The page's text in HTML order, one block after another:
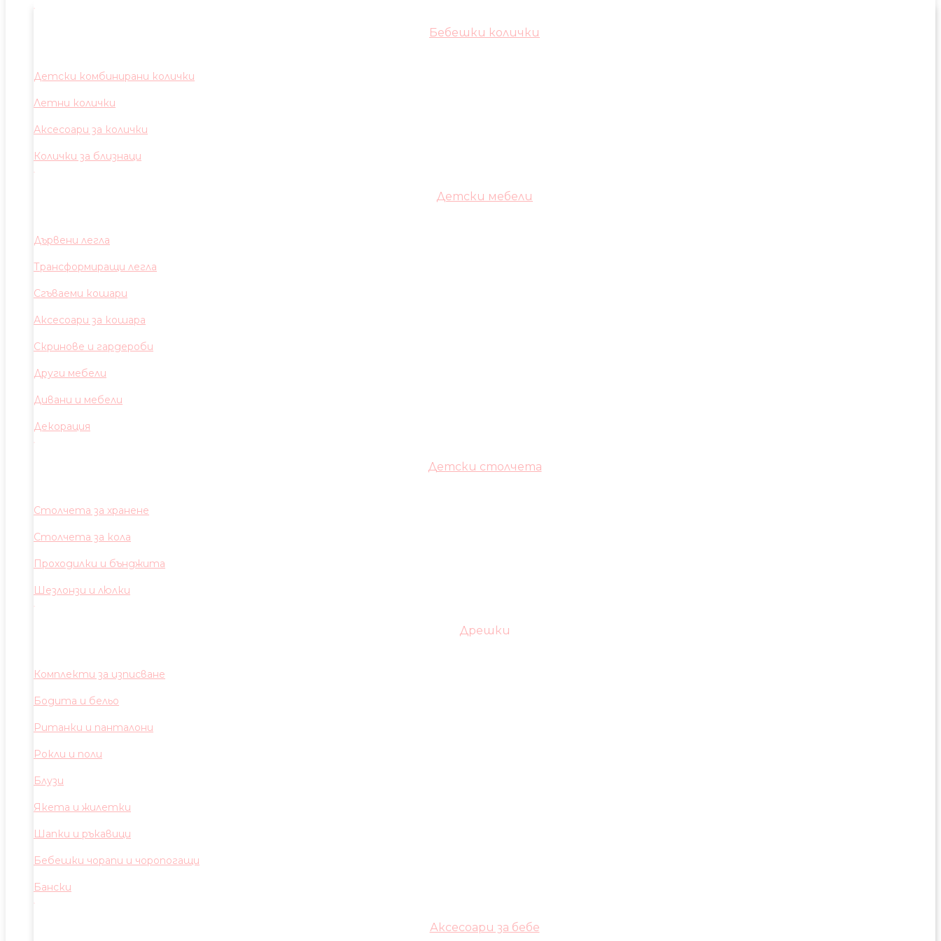
Бебешки колички
Детски комбинирани колички
Летни колички
Аксесоари за колички
Колички за близнаци
Детски мебели
Дървени легла
Трансформиращи легла
Сгъваеми кошари
Аксесоари за кошара
Скринове и гардероби
Други мебели
Дивани и мебели
Декорация
Детски столчета
Столчета за хранене
Столчета за кола
Проходилки и бънджита
Шезлонзи и люлки
Дрешки
Комплекти за изписване
Бодита и бельо
Ританки и панталони
Рокли и поли
Блузи
Якета и жилетки
Шапки и ръкавици
Бебешки чорапи и чоропогащи
Бански
Аксесоари за бебе